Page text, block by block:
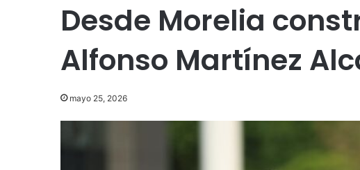
Desde Morelia
Alfonso Martínez
mayo 25, 2026